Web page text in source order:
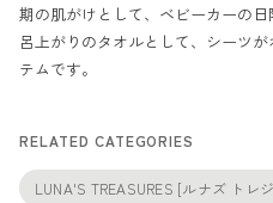
期の肌がけとして、ベビーカーの
呂上がりのタオルとして、シーツ
テムです。
RELATED CATEGORIES
LUNA'S TREASURES [ルナズ トレ